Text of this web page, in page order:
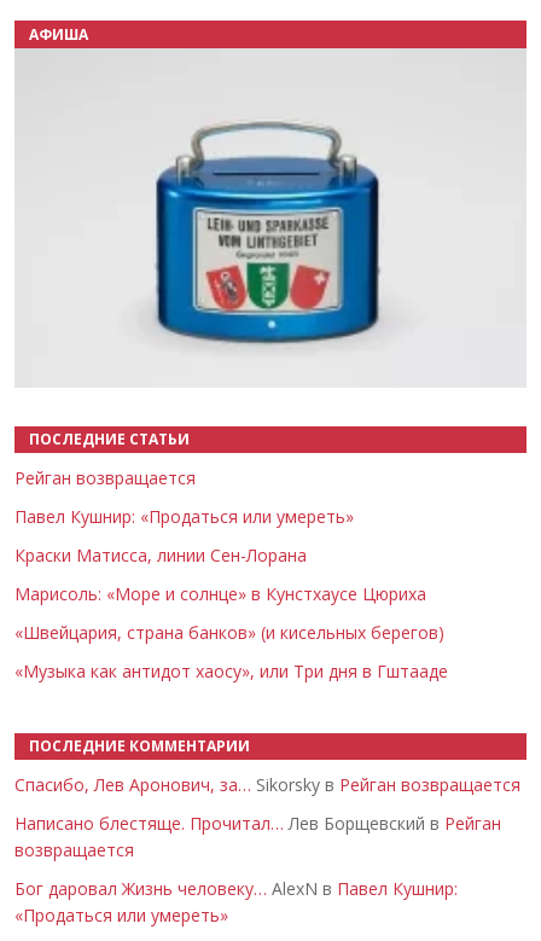
АФИША
ПОСЛЕДНИЕ СТАТЬИ
Рейган возвращается
Павел Кушнир: «Продаться или умереть»
Краски Матисса, линии Сен-Лорана
Марисоль: «Море и солнце» в Кунстхаусе Цюриха
«Швейцария, страна банков» (и кисельных берегов)
«Музыка как антидот хаосу», или Три дня в Гштааде
ПОСЛЕДНИЕ КОММЕНТАРИИ
Спасибо, Лев Аронович, за… Sikorsky в Рейган возвращается
Написано блестяще. Прочитал… Лев Борщевский в Рейган
возвращается
Бог даровал Жизнь человеку… AlexN в Павел Кушнир:
«Продаться или умереть»